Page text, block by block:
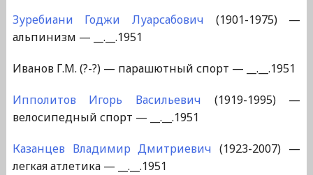
Зуребиани Годжи Луарсабович (1901-1975) —
альпинизм — __.__.1951
Иванов Г.М. (?-?) — парашютный спорт — __.__.1951
Ипполитов Игорь Васильевич (1919-1995) —
велосипедный спорт — __.__.1951
Казанцев Владимир Дмитриевич (1923-2007) —
легкая атлетика — __.__.1951